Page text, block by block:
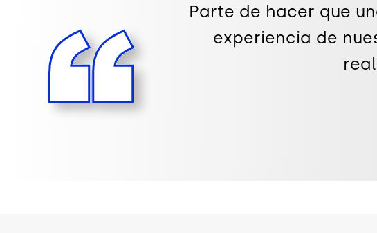
Parte de hacer que
experiencia de